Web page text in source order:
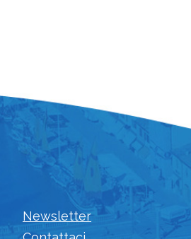
Newsletter